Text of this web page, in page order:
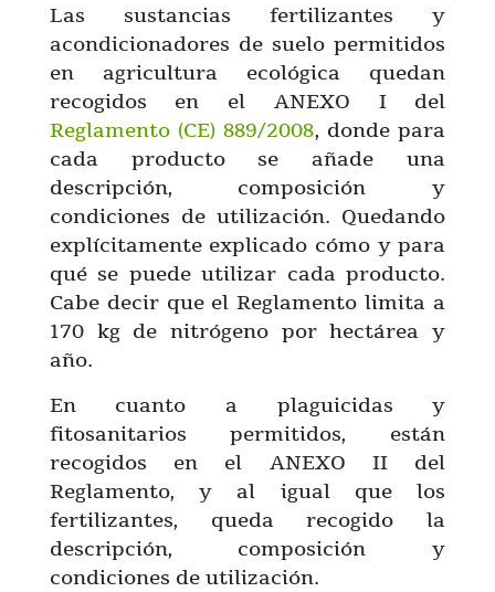
Las sustancias fertilizantes y
acondicionadores de suelo permitidos
en agricultura ecológica quedan
recogidos en el ANEXO I del
Reglamento (CE) 889/2008, donde para
cada producto se añade una
descripción, composición y
condiciones de utilización. Quedando
explícitamente explicado cómo y para
qué se puede utilizar cada producto.
Cabe decir que el Reglamento limita a
170 kg de nitrógeno por hectárea y
año.
En cuanto a plaguicidas y
fitosanitarios permitidos, están
recogidos en el ANEXO II del
Reglamento, y al igual que los
fertilizantes, queda recogido la
descripción, composición y
condiciones de utilización.